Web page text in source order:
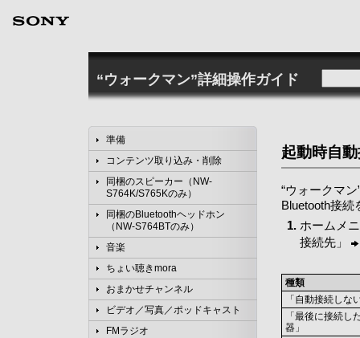
“ウォークマン”詳細操作ガイド
準備
コンテンツ取り込み・削除
同梱のスピーカー（NW-
S764K/S765Kのみ）
同梱のBluetoothヘッドホン
（NW-S764BTのみ）
音楽
ちょい聴きmora
おまかせチャンネル
ビデオ／写真／ポッドキャスト
FMラジオ
起動時自
“ウォークマ
Bluetooth接
ホームメ
接続先」
種類
「自動接続しな
「最後に接続し
器」